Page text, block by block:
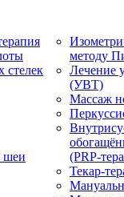
стелек
шеи
методу
Лечение
(УВТ)
Массаж
(PRP-
Текар-